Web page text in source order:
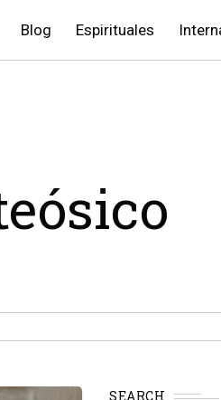
Blog Espirituales
SEARCH